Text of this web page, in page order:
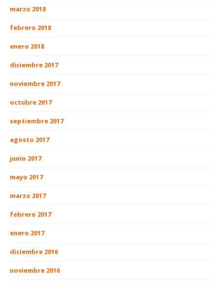
marzo 2018
febrero 2018
enero 2018
diciembre 2017
noviembre 2017
octubre 2017
septiembre 2017
agosto 2017
junio 2017
mayo 2017
marzo 2017
febrero 2017
enero 2017
diciembre 2016
noviembre 2016